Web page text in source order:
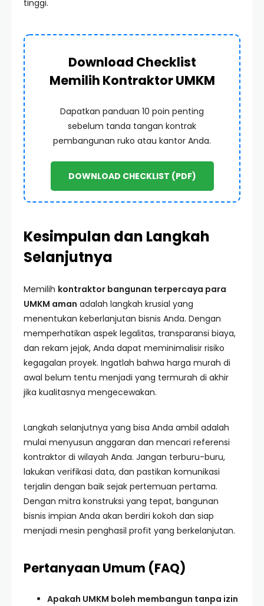
tinggi.
Download Checklist
Memilih Kontraktor UMKM
Dapatkan panduan 10 poin penting
sebelum tanda tangan kontrak
pembangunan ruko atau kantor Anda.
DOWNLOAD CHECKLIST (PDF)
Kesimpulan dan Langkah
Selanjutnya
Memilih kontraktor bangunan terpercaya para
UMKM aman adalah langkah krusial yang
menentukan keberlanjutan bisnis Anda. Dengan
memperhatikan aspek legalitas, transparansi biaya,
dan rekam jejak, Anda dapat meminimalisir risiko
kegagalan proyek. Ingatlah bahwa harga murah di
awal belum tentu menjadi yang termurah di akhir
jika kualitasnya mengecewakan.
Langkah selanjutnya yang bisa Anda ambil adalah
mulai menyusun anggaran dan mencari referensi
kontraktor di wilayah Anda. Jangan terburu-buru,
lakukan verifikasi data, dan pastikan komunikasi
terjalin dengan baik sejak pertemuan pertama.
Dengan mitra konstruksi yang tepat, bangunan
bisnis impian Anda akan berdiri kokoh dan siap
menjadi mesin penghasil profit yang berkelanjutan.
Pertanyaan Umum (FAQ)
Apakah UMKM boleh membangun tanpa izin